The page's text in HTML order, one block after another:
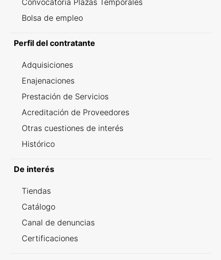
Convocatoria Plazas Temporales
Bolsa de empleo
Perfil del contratante
Adquisiciones
Enajenaciones
Prestación de Servicios
Acreditación de Proveedores
Otras cuestiones de interés
Histórico
De interés
Tiendas
Catálogo
Canal de denuncias
Certificaciones